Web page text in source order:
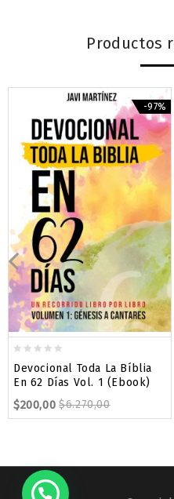
Productos
-97%
out
of
5
Devocional Toda La Bíblia
En 62 Días Vol. 1 (Ebook)
$6.270,00
$200,00